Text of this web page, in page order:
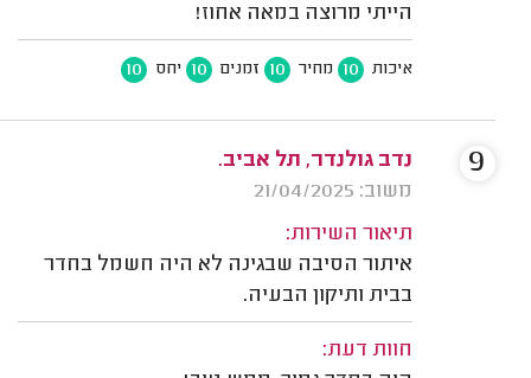
הייתי מרוצה במאה אחוז!
איכות 10 מחיר 10 זמנים 10 יחס 10
נדב גולנדר, תל אביב.
משוב: 21/04/2025
תיאור השירות:
איתור הסיבה שבגינה לא היה חשמל בחדר
בבית ותיקון הבעיה.
חוות דעת:
9